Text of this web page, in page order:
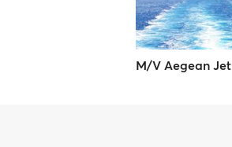
M/V Aegean Jet